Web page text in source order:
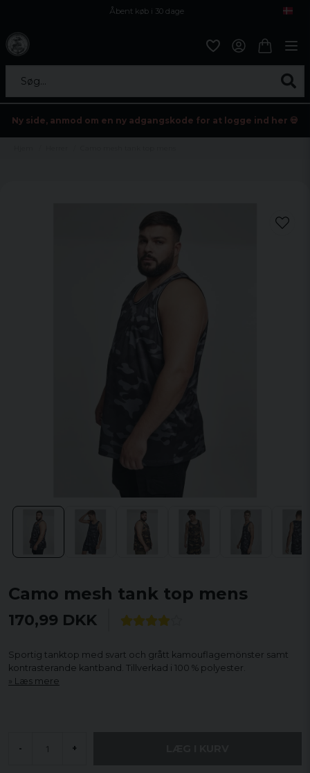
Åbent køb i 30 dage
Søg...
Ny side, anmod om en ny adgangskode for at logge ind her 💀
Camo mesh tank top mens
170,99 DKK
Sportig tanktop med svart och grått kamouflagemönster samt
kontrasterande kantband. Tillverkad i 100 % polyester.
Læs mere
- +